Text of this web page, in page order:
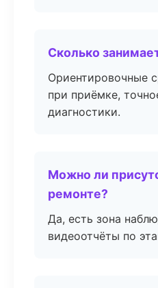
Сколько
Ориентировочные
при приёмке,
диагностики.
Можно ли
ремонте?
Да, есть зона
видеоотчёты по